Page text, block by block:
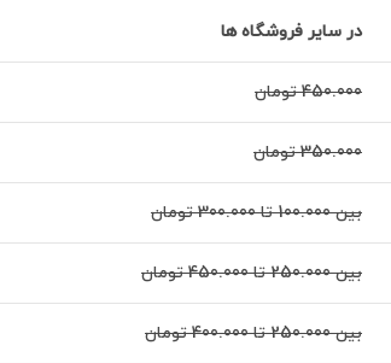
در سایر فروشگاه ها
450.000 تومان
350.000 تومان
بین 100.000 تا 300.000 تومان
بین 250.000 تا 450.000 تومان
بین 250.000 تا 400.000 تومان